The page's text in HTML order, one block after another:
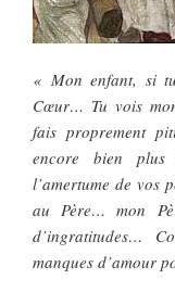
« Mon enfant, si
Cœur… Tu vois
fais proprement
encore bien
l’amertume de vos
au Père… mon
d’ingratitudes…
manques d’amour